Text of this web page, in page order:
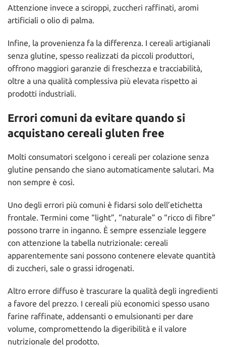
Attenzione invece a sciroppi, zuccheri raffinati, aromi
artificiali o olio di palma.
Infine, la provenienza fa la differenza. I cereali artigianali
senza glutine, spesso realizzati da piccoli produttori,
offrono maggiori garanzie di freschezza e tracciabilità,
oltre a una qualità complessiva più elevata rispetto ai
prodotti industriali.
Errori comuni da evitare quando si
acquistano cereali gluten free
Molti consumatori scelgono i cereali per colazione senza
glutine pensando che siano automaticamente salutari. Ma
non sempre è così.
Uno degli errori più comuni è fidarsi solo dell’etichetta
frontale. Termini come “light”, “naturale” o “ricco di fibre”
possono trarre in inganno. È sempre essenziale leggere
con attenzione la tabella nutrizionale: cereali
apparentemente sani possono contenere elevate quantità
di zuccheri, sale o grassi idrogenati.
Altro errore diffuso è trascurare la qualità degli ingredienti
a favore del prezzo. I cereali più economici spesso usano
farine raffinate, addensanti o emulsionanti per dare
volume, compromettendo la digeribilità e il valore
nutrizionale del prodotto.